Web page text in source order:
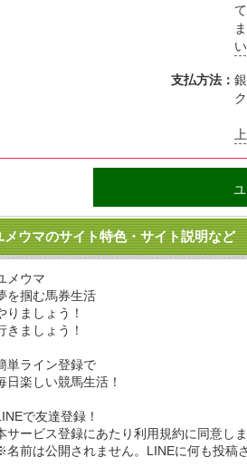
支払方法：
メウマのサイト特色・サイト説明など
メウマ
を掴む馬券生活
りましょう！
きましょう！
単ライン登録で
日楽しい競馬生活！
で友達登録！
サービス登録にあたり利用規約に同意しま
名前は公開されません。LINEに何も投稿